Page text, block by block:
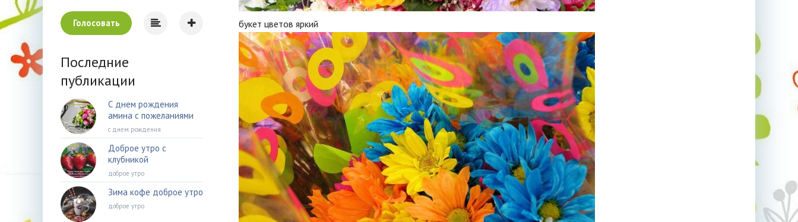
букет цветов яркий
Голосовать
Последние
публикации
С днем рождения
амина с пожеланиями
с днем рождения
Доброе утро с
клубникой
доброе утро
Зима кофе доброе утро
доброе утро